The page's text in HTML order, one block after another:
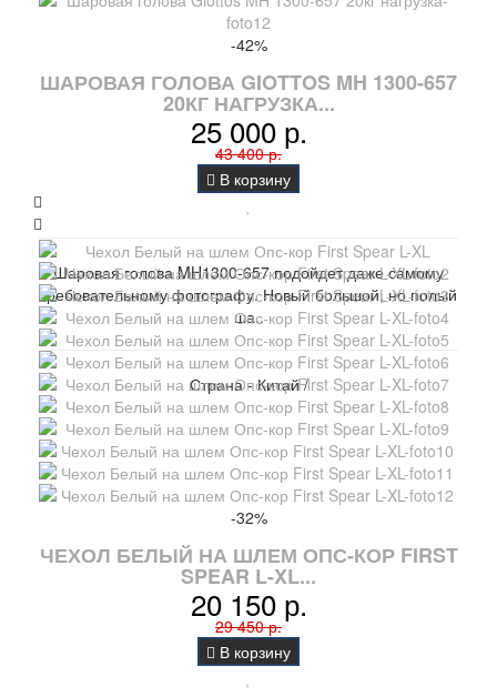
-42%
ШАРОВАЯ ГОЛОВА GIOTTOS MH 1300-657
20КГ НАГРУЗКА...
25 000 р.
43 400 р.
В корзину
Шаровая голова MH1300-657 подойдет даже самому
требовательному фотографу. Новый большой, но полый
ша..
Страна - Китай /
-32%
ЧЕХОЛ БЕЛЫЙ НА ШЛЕМ ОПС-КОР FIRST
SPEAR L-XL...
20 150 р.
29 450 р.
В корзину